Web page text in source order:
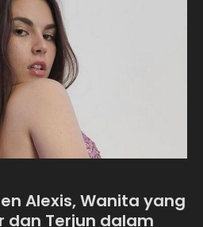
Alexis, Wanita yang
dan Terjun dalam